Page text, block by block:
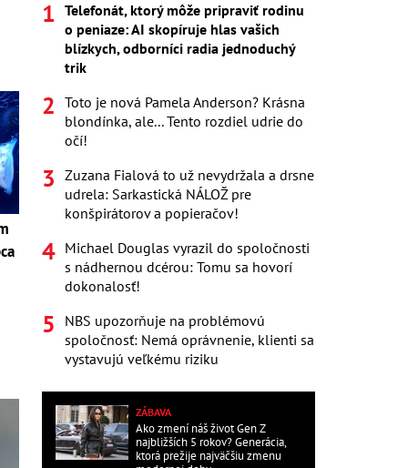
Telefonát, ktorý môže pripraviť rodinu
o peniaze: AI skopíruje hlas vašich
blízkych, odborníci radia jednoduchý
trik
Toto je nová Pamela Anderson? Krásna
blondínka, ale... Tento rozdiel udrie do
očí!
Zuzana Fialová to už nevydržala a drsne
udrela: Sarkastická NÁLOŽ pre
konšpirátorov a popieračov!
Michael Douglas vyrazil do spoločnosti
s nádhernou dcérou: Tomu sa hovorí
dokonalosť!
NBS upozorňuje na problémovú
spoločnosť: Nemá oprávnenie, klienti sa
vystavujú veľkému riziku
ZÁBAVA
Ako zmení náš život Gen Z
najbližších 5 rokov? Generácia,
ktorá prežije najväčšiu zmenu